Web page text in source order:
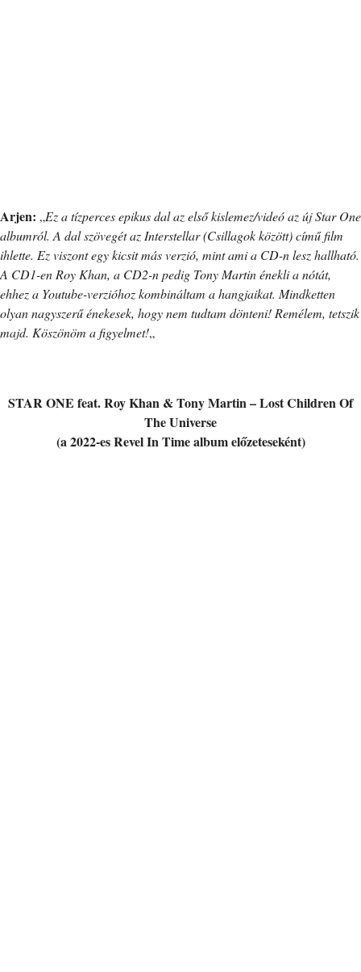
Arjen: „Ez a tízperces epikus dal az első kislemez/videó az új Star One
albumról. A dal szövegét az Interstellar (Csillagok között) című film
ihlette. Ez viszont egy kicsit más verzió, mint ami a CD-n lesz hallható.
A CD1-en Roy Khan, a CD2-n pedig Tony Martin énekli a nótát,
ehhez a Youtube-verzióhoz kombináltam a hangjaikat. Mindketten
olyan nagyszerű énekesek, hogy nem tudtam dönteni! Remélem, tetszik
majd. Köszönöm a figyelmet!„
STAR ONE feat. Roy Khan & Tony Martin – Lost Children Of
The Universe
(a 2022-es Revel In Time album előzeteseként)